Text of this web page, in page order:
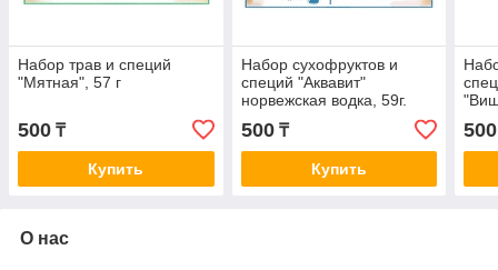
Набор трав и специй
"Мятная", 57 г
500 ₸
Купить
Набор сухофруктов и
специй "Аквавит"
норвежская водка, 59г.
500₸
Купить
500
О нас